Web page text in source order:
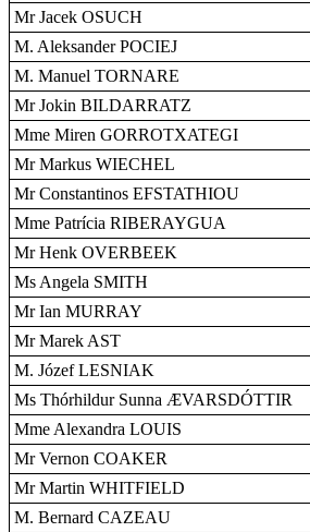
Mr Jacek OSUCH
M. Aleksander POCIEJ
M. Manuel TORNARE
Mr Jokin BILDARRATZ
Mme Miren GORROTXATEGI
Mr Markus WIECHEL
Mr Constantinos EFSTATHIOU
Mme Patrícia RIBERAYGUA
Mr Henk OVERBEEK
Ms Angela SMITH
Mr Ian MURRAY
Mr Marek AST
M. Józef LESNIAK
Ms Thórhildur Sunna ÆVARSDÓTTIR
Mme Alexandra LOUIS
Mr Vernon COAKER
Mr Martin WHITFIELD
M. Bernard CAZEAU